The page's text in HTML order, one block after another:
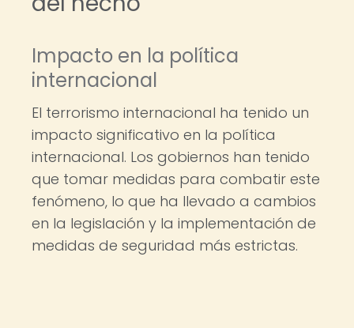
Impacto en la política
internacional
El terrorismo internacional ha tenido un
impacto significativo en la política
internacional. Los gobiernos han tenido
que tomar medidas para combatir este
fenómeno, lo que ha llevado a cambios
en la legislación y la implementación de
medidas de seguridad más estrictas.